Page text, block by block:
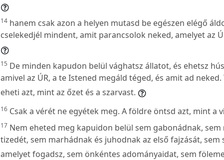
14 hanem csak azon a helyen mutasd be egészen elégő
cselekedjél mindent, amit parancsolok neked, amelyet az
15 De minden kapudon belül vághatsz állatot, és ehetsz
amivel az ÚR, a te Istened megáld téged, és amit ad
eheti azt, mint az őzet és a szarvast.
16 Csak a vérét ne egyétek meg. A földre öntsd azt, mint a
17 Nem eheted meg kapuidon belül sem gabonádnak,
tizedét, sem marhádnak és juhodnak az első fajzását,
amelyet fogadsz, sem önkéntes adományaidat, sem